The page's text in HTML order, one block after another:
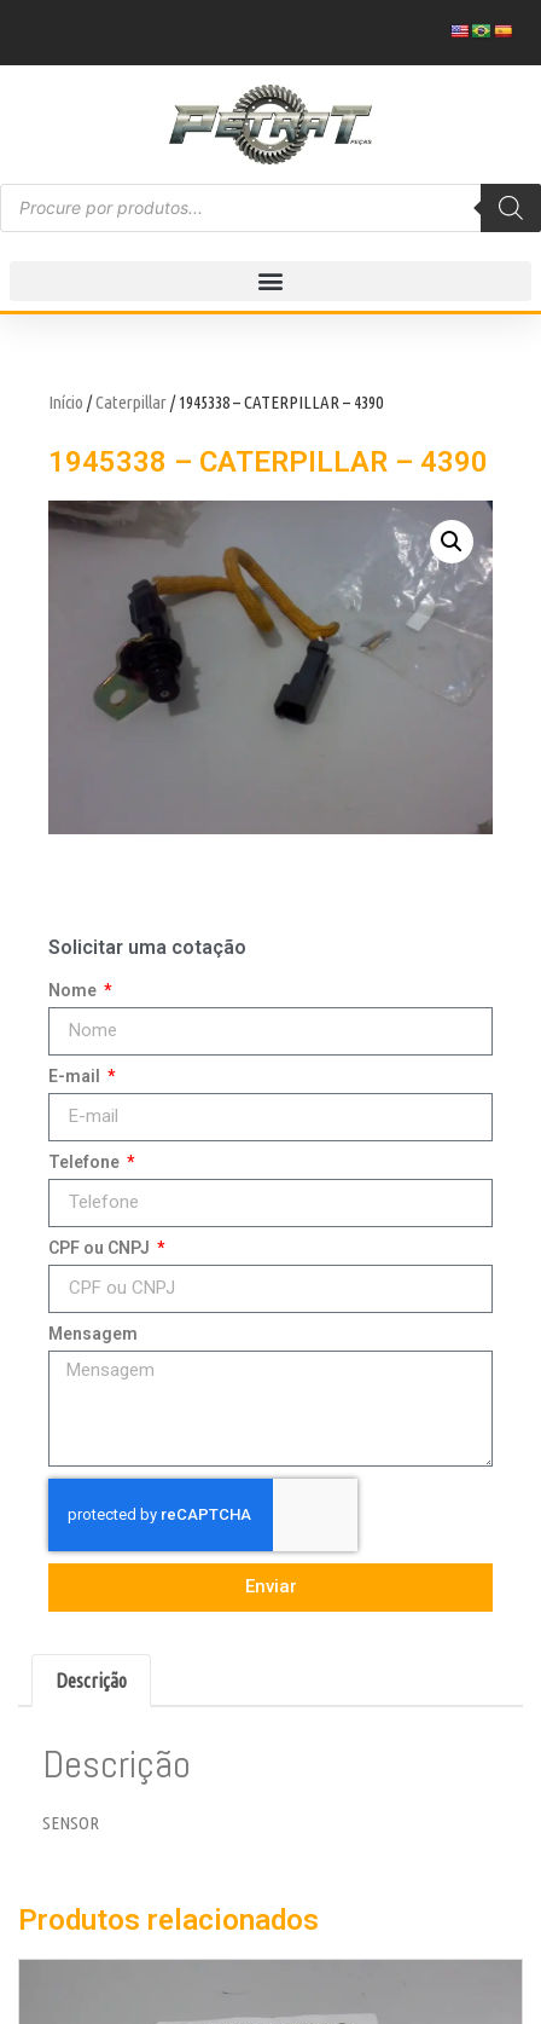
Início /Caterpillar/ 1945338 – CATERPILLAR – 4390
1945338 – CATERPILLAR – 4390
Solicitar uma cotação
Nome
E-mail
Telefone
CPF ou CNPJ
Mensagem
Enviar
Descrição
Descrição
SENSOR
Produtos relacionados